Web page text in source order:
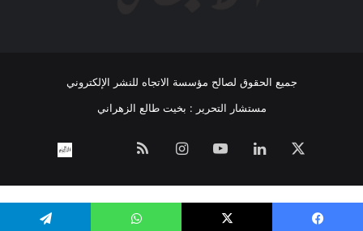
جميع الحقوق لصالح مؤسسة الاتجاه للنشر الإلكتروني
مستشار التحرير : بخيت طالع الزهراني
لينكدإن‫YouTubeانستقرامملخص
الموقع
RSS
نبض
بــنـا
WP Twitter Auto Publish Powered By :XYZScripts.com